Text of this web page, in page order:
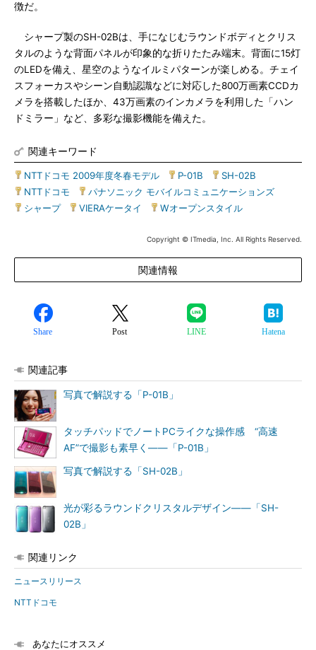
徴だ。
シャープ製のSH-02Bは、手になじむラウンドボディとクリス
タルのような背面パネルが印象的な折りたたみ端末。背面に15灯
のLEDを備え、星空のようなイルミパターンが楽しめる。チェイ
スフォーカスやシーン自動認識などに対応した800万画素CCDカ
メラを搭載したほか、43万画素のインカメラを利用した「ハン
ドミラー」など、多彩な撮影機能を備えた。
関連キーワード
NTTドコモ 2009年度冬春モデル P-01B SH-02B
NTTドコモ
パナソニック モバイルコミュニケーションズ
シャープ| VIERAケータイ Wオープンスタイル
Copyright © ITmedia, Inc. All Rights Reserved.
関連情報
Share Post LINE Hatena
関連記事
写真で解説する「P-01B」
タッチパッドでノートPCライクな操作感 “高速
AF”で撮影も素早く――「P-01B」
写真で解説する「SH-02B」
光が彩るラウンドクリスタルデザイン――「SH-
02B」
関連リンク
ニュースリリース
NTTドコモ
あなたにオススメ